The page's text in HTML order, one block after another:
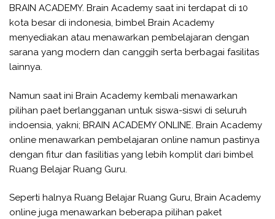
BRAIN ACADEMY. Brain Academy saat ini terdapat di 10
kota besar di indonesia, bimbel Brain Academy
menyediakan atau menawarkan pembelajaran dengan
sarana yang modern dan canggih serta berbagai fasilitas
lainnya.
Namun saat ini Brain Academy kembali menawarkan
pilihan paet berlangganan untuk siswa-siswi di seluruh
indoensia, yakni; BRAIN ACADEMY ONLINE. Brain Academy
online menawarkan pembelajaran online namun pastinya
dengan fitur dan fasilitias yang lebih komplit dari bimbel
Ruang Belajar Ruang Guru.
Seperti halnya Ruang Belajar Ruang Guru, Brain Academy
online juga menawarkan beberapa pilihan paket